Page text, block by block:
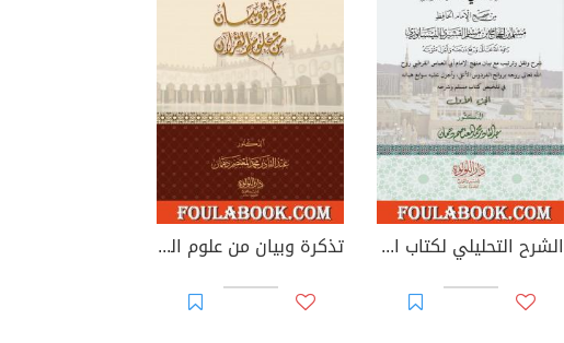
الشرح التحليلي لكتاب التفسير من صحيح مسلم بن الحجاج - الجزء الأول تذكرة وبيان من علوم القرآن